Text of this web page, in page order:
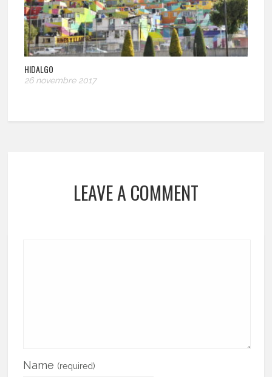
HIDALGO
26 novembre 2017
LEAVE A COMMENT
Name (required)